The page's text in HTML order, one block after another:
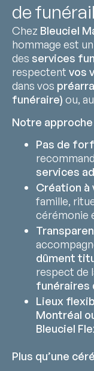
de
Chez Bleuciel
hommage est
des services
respectent vos
dans vos
funéraire) ou,
Notre approche
Pas de
services
Création à
famille,
cérémonie
dûment
respect de
funéraires
Lieux
Montréal
Bleuciel
Plus qu’une